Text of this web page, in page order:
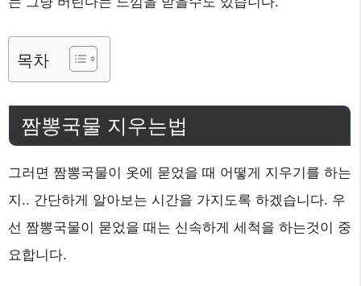
목차
짬뽕국물 지우는법
그러면 짬뽕국물이 옷에 묻었을 때 어떻게 지우기를 하는
지.. 간단하게 알아보는 시간을 가지도록 하겠습니다. 우
선 짬뽕국물이 묻었을 때는 신속하게 세척을 하는것이 중
요합니다.